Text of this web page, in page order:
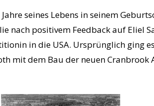
seines Lebens in seinem
nach positivem Feedback auf Eliel
in die USA. Ursprünglich ging
mit dem Bau der neuen